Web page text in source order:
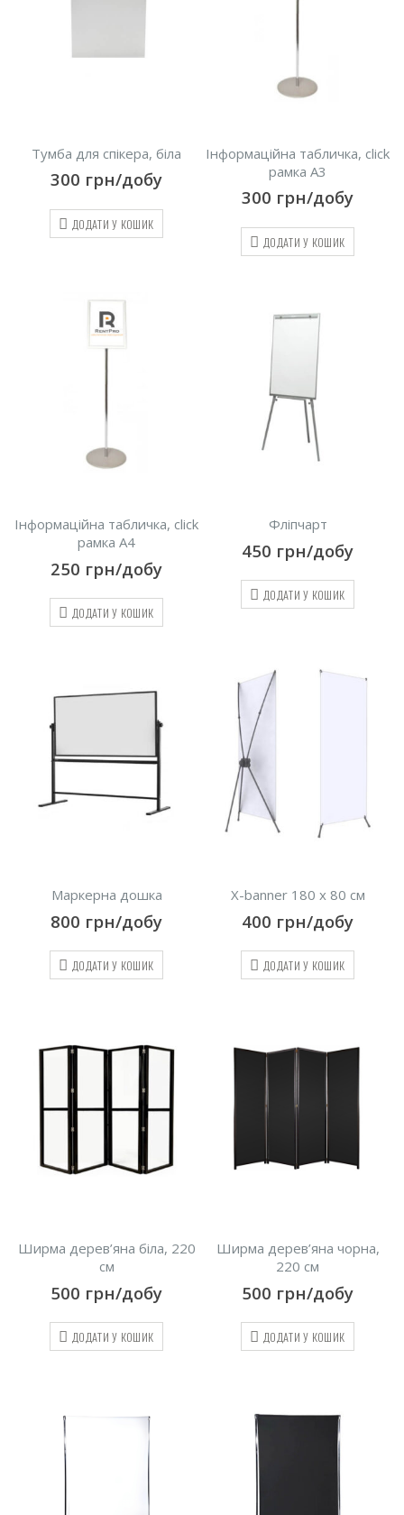
Тумба для спікера, біла
300 грн/добу
ДОДАТИ У КОШИК
Інформаційна табличка, click
рамка A3
300 грн/добу
ДОДАТИ У КОШИК
Інформаційна табличка, click
рамка A4
250 грн/добу
ДОДАТИ У КОШИК
Фліпчарт
450 грн/добу
ДОДАТИ У КОШИК
Маркерна дошка
800 грн/добу
ДОДАТИ У КОШИК
X-banner 180 х 80 см
400 грн/добу
ДОДАТИ У КОШИК
Ширма дерев’яна біла, 220
см
500 грн/добу
ДОДАТИ У КОШИК
Ширма дерев’яна чорна,
220 см
500 грн/добу
ДОДАТИ У КОШИК